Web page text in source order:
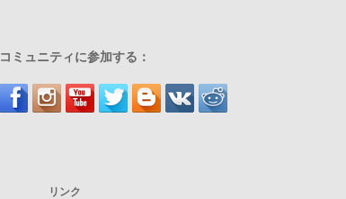
コミュニティに参加する：
リンク